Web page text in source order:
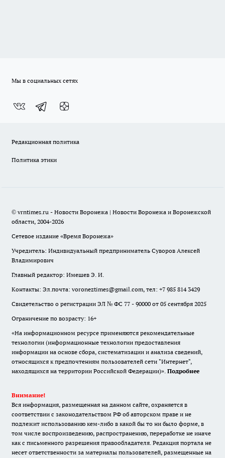
Мы в социальных сетях
Редакционная политика
Политика этики
© vrntimes.ru - Новости Воронежа | Новости Воронежа и Воронежской
области, 2004-2026
Сетевое издание «Время Воронежа»
Учредитель: Индивидуальный предприниматель Суворов Алексей
Владимирович
Главный редактор: Имешев Э. И.
Контакты: Эл.почта: voroneztimes@gmail.com, тел: +7 985 814 3429
Свидетельство о регистрации ЭЛ № ФС 77 - 90000 от 05 сентября 2025
Ограничение по возрасту: 16+
«На информационном ресурсе применяются рекомендательные
технологии (информационные технологии предоставления
информации на основе сбора, систематизации и анализа сведений,
относящихся к предпочтениям пользователей сети "Интернет",
находящихся на территории Российской Федерации)». Подробнее
Внимание!
Вся информация, размещенная на данном сайте, охраняется в
соответствии с законодательством РФ об авторском праве и не
подлежит использованию кем-либо в какой бы то ни было форме, в
том числе воспроизведению, распространению, переработке не иначе
как с письменного разрешения правообладателя. Редакция портала не
несет ответственности за материалы пользователей, размещенные на